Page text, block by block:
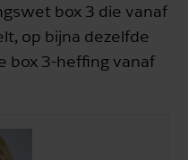
box 3 die vanaf
op bijna dezelfde
box 3-heffing vanaf